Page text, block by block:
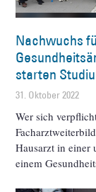
Nachwuchs
starten
31. Oktober 2022
Wer sich
Hausarzt in einer
einem